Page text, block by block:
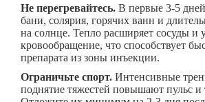
Не перегревайтесь. В первые 3-5
бани, солярия, горячих ванн и
на солнце. Тепло расширяет сосуды и
кровообращение, что способствует
препарата из зоны инъекции.
Ограничьте спорт. Интенсивные
поднятие тяжестей повышают пульс и